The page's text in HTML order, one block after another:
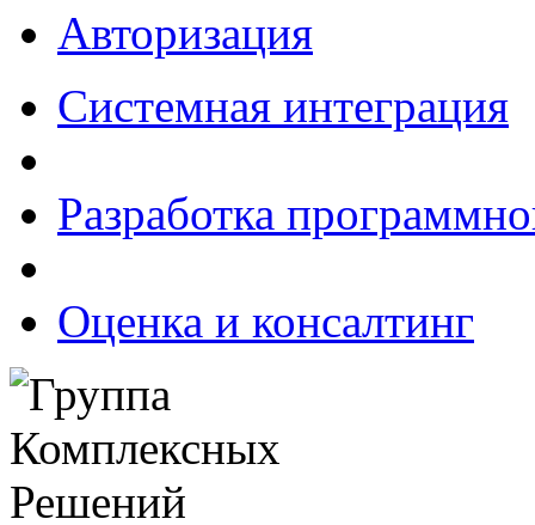
Авторизация
Системная интеграция
Разработка
Оценка и консалтинг